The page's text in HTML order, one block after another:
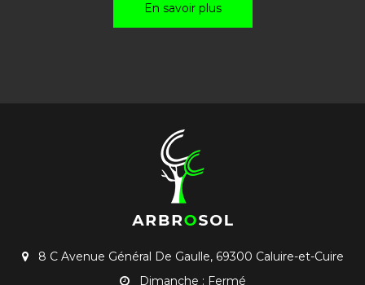
En savoir plus
8 C Avenue Général De Gaulle, 69300 Caluire-et-Cuire
Dimanche : Fermé